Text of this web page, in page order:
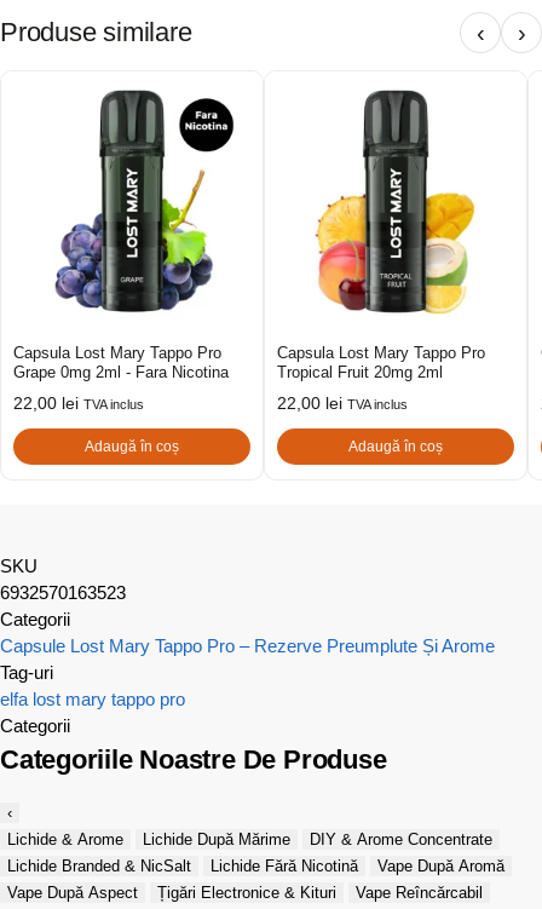
Produse similare ‹ ›
Capsula Lost Mary Tappo Pro
Grape 0mg 2ml - Fara Nicotina
22,00 lei TVA inclus
Adaugă în coș
Capsula Lost Mary Tappo Pro
Tropical Fruit 20mg 2ml
22,00 lei TVA inclus
Adaugă în coș
SKU
6932570163523
Categorii
Capsule Lost Mary Tappo Pro – Rezerve Preumplute Și Arome
Tag-uri
elfa lost mary tappo pro
Categorii
Categoriile Noastre De Produse
‹
Lichide & Arome
Lichide După Mărime
DIY & Arome Concentrate
Lichide Branded & NicSalt
Lichide Fără Nicotină
Vape După Aromă
Vape După Aspect
Țigări Electronice & Kituri Vape Reîncărcabil